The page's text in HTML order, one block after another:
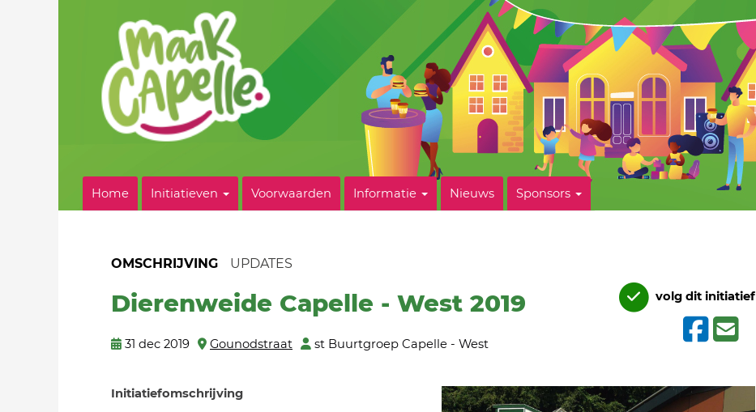
Home Initiatieven Voorwaarden Informatie Nieuws Sponsors
OMSCHRIJVING UPDATES
Dierenweide Capelle - West 2019
31 dec 2019 Gounodstraat st Buurtgroep Capelle - West
volg dit initiatief
Initiatiefomschrijving